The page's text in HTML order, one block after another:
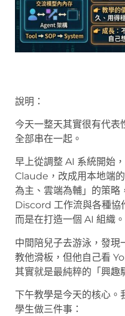
說明：
今天一整天其實很有代表
全部串在一起。
早上從調整 AI 系統開始
Claude，改成用本地端
為主、雲端為輔」的策略
Discord 工作流與各種協
而是在打造一個 AI 組織。
中間陪兒子去游泳，發現
教他滑板，但他自己看
其實就是最純粹的「興趣
下午教學是今天的核心。
學生做三件事：